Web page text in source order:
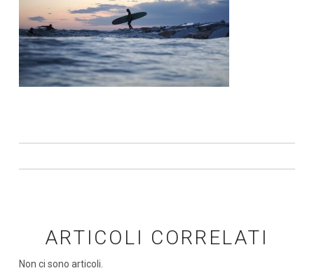
ARTICOLI CORRELATI
Non ci sono articoli.